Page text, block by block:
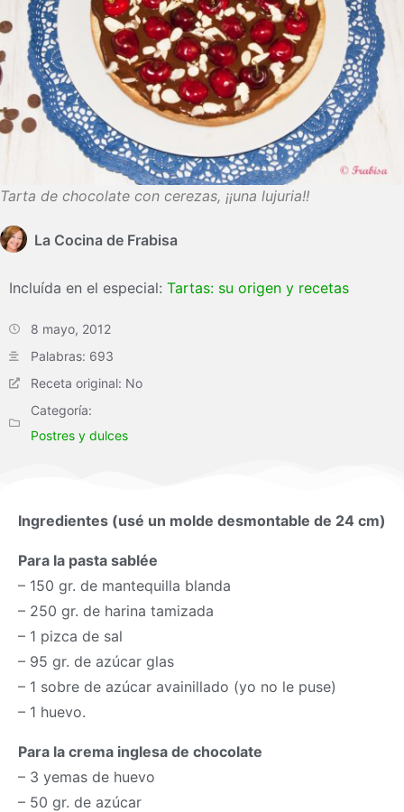
Tarta de chocolate con cerezas, ¡¡una lujuria!!
La Cocina de Frabisa
Incluída en el especial: Tartas: su origen y recetas
8 mayo, 2012
Palabras: 693
Receta original: No
Categoría:
Postres y dulces
Ingredientes (usé un molde desmontable de 24 cm)
Para la pasta sablée
– 150 gr. de mantequilla blanda
– 250 gr. de harina tamizada
– 1 pizca de sal
– 95 gr. de azúcar glas
– 1 sobre de azúcar avainillado (yo no le puse)
– 1 huevo.
Para la crema inglesa de chocolate
– 3 yemas de huevo
– 50 gr. de azúcar